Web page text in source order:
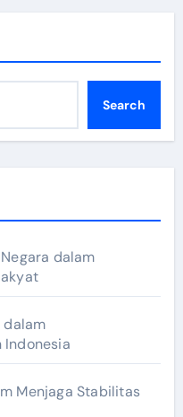
Search
dalam
dalam
Indonesia
Menjaga Stabilitas